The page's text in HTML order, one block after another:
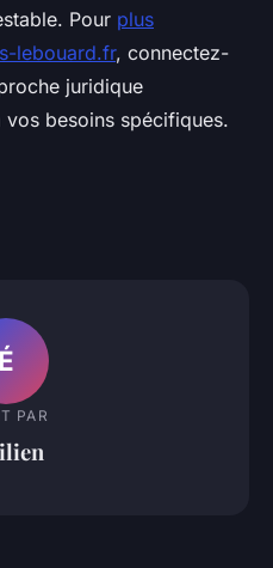
Pour plus
lebouard.fr, connectez-
juridique
besoins spécifiques.
É
PAR